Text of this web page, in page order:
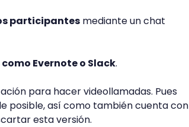
participantes mediante un chat
Evernote o Slack.
para hacer videollamadas. Pues
posible, así como también cuenta con
esta versión.